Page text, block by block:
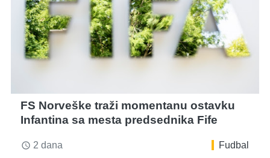
FS Norveške traži momentanu ostavku
Infantina sa mesta predsednika Fife
access_time 2 dana Fudbal